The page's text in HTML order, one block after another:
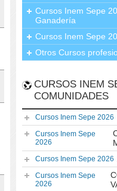
Cursos Inem Sepe
Ganadería
Cursos Inem Sepe
Otros Cursos
CURSOS INEM
COMUNIDADES
Cursos Inem Sepe 2026
Cursos Inem Sepe
2026
Cursos Inem Sepe 2026
Cursos Inem Sepe
2026